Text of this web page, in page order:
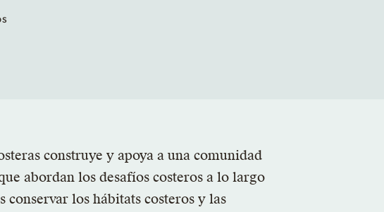
construye y apoya a una comunidad
abordan los desafíos costeros a lo largo
los hábitats costeros y las